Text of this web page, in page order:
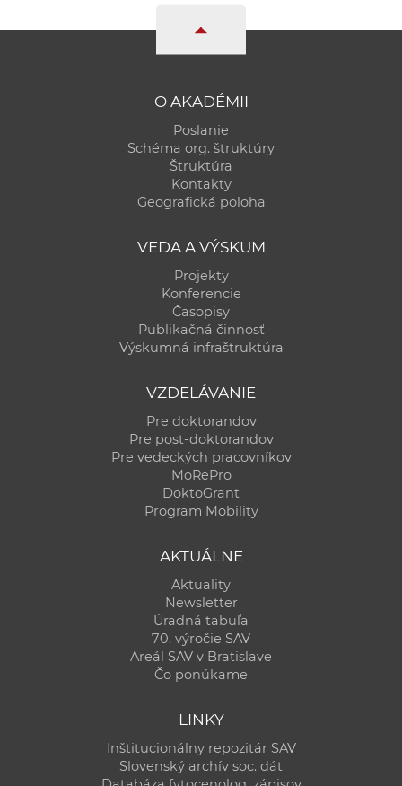
O AKADÉMII
Poslanie
Schéma org. štruktúry
Štruktúra
Kontakty
Geografická poloha
VEDA A VÝSKUM
Projekty
Konferencie
Časopisy
Publikačná činnosť
Výskumná infraštruktúra
VZDELÁVANIE
Pre doktorandov
Pre post-doktorandov
Pre vedeckých pracovníkov
MoRePro
DoktoGrant
Program Mobility
AKTUÁLNE
Aktuality
Newsletter
Úradná tabuľa
70. výročie SAV
Areál SAV v Bratislave
Čo ponúkame
LINKY
Inštitucionálny repozitár SAV
Slovenský archív soc. dát